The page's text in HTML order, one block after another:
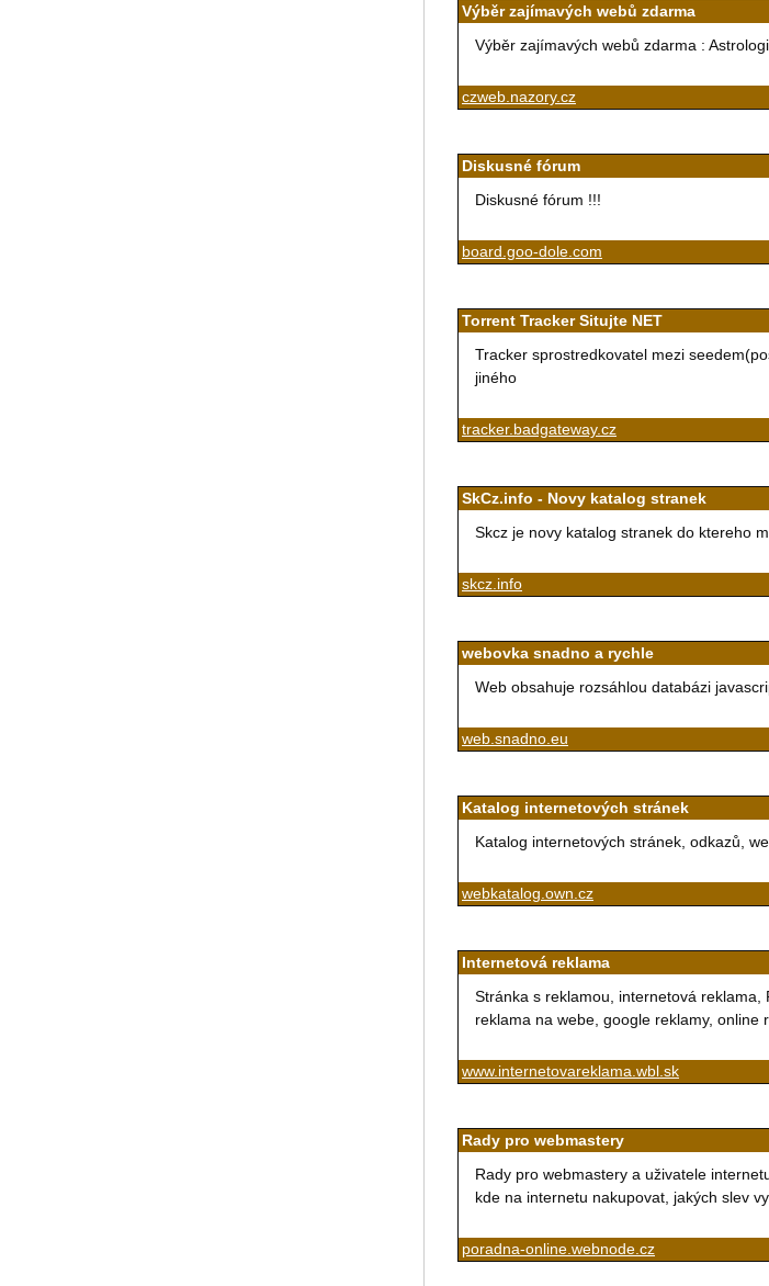
Výběr zajímavých webů zdarma
Výběr zajímavých webů zdarma :
czweb.nazory.cz
Diskusné fórum
Diskusné fórum !!!
board.goo-dole.com
Torrent Tracker Situjte NET
Tracker sprostredkovatel mezi
jiného
tracker.badgateway.cz
SkCz.info - Novy katalog stranek
Skcz je novy katalog stranek do ktereho
skcz.info
webovka snadno a rychle
Web obsahuje rozsáhlou databázi
web.snadno.eu
Katalog internetových stránek
Katalog internetových stránek, odkazů,
webkatalog.own.cz
Internetová reklama
Stránka s reklamou, internetová reklama,
reklama na webe, google reklamy, online
www.internetovareklama.wbl.sk
Rady pro webmastery
Rady pro webmastery a uživatele
kde na internetu nakupovat, jakých slev
poradna-online.webnode.cz